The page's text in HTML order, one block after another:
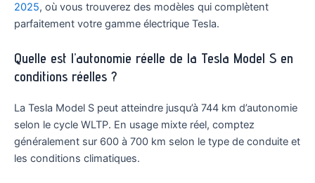
2025, où vous trouverez des modèles qui complètent
parfaitement votre gamme électrique Tesla.
Quelle est l’autonomie réelle de la Tesla Model S en
conditions réelles ?
La Tesla Model S peut atteindre jusqu’à 744 km d’autonomie
selon le cycle WLTP. En usage mixte réel, comptez
généralement sur 600 à 700 km selon le type de conduite et
les conditions climatiques.